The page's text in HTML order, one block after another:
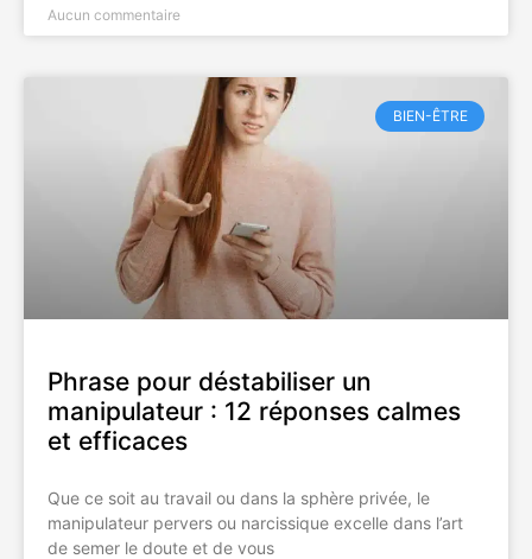
Aucun commentaire
BIEN-ÊTRE
Phrase pour déstabiliser un
manipulateur : 12 réponses calmes
et efficaces
Que ce soit au travail ou dans la sphère privée, le
manipulateur pervers ou narcissique excelle dans l’art
de semer le doute et de vous